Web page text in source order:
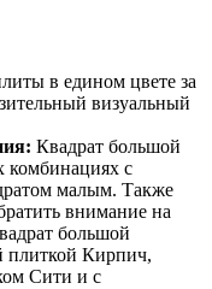
в едином цвете за
визуальный
Квадрат большой
комбинациях с
малым. Также
внимание на
большой
плиткой Кирпич,
Сити и с